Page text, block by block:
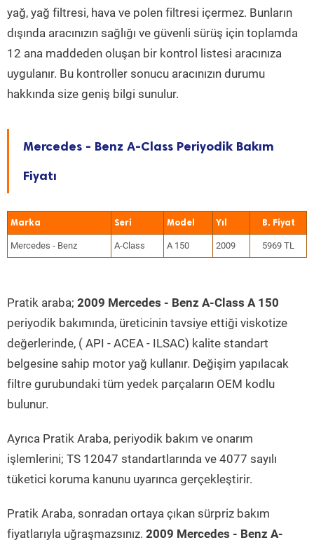
yağ, yağ filtresi, hava ve polen filtresi içermez. Bunların
dışında aracınızın sağlığı ve güvenli sürüş için toplamda
12 ana maddeden oluşan bir kontrol listesi aracınıza
uygulanır. Bu kontroller sonucu aracınızın durumu
hakkında size geniş bilgi sunulur.
Mercedes - Benz A-Class Periyodik Bakım
Fiyatı
Marka Seri Model Yıl
Mercedes - Benz A-Class A 150 2009 5969 TL
Pratik araba; 2009 Mercedes - Benz A-Class A 150
periyodik bakımında, üreticinin tavsiye ettiği viskotize
değerlerinde, ( API - ACEA - ILSAC) kalite standart
belgesine sahip motor yağ kullanır. Değişim yapılacak
filtre gurubundaki tüm yedek parçaların OEM kodlu
bulunur.
Ayrıca Pratik Araba, periyodik bakım ve onarım
işlemlerini; TS 12047 standartlarında ve 4077 sayılı
tüketici koruma kanunu uyarınca gerçekleştirir.
Pratik Araba, sonradan ortaya çıkan sürpriz bakım
fiyatlarıyla uğraşmazsınız. 2009 Mercedes - Benz A-